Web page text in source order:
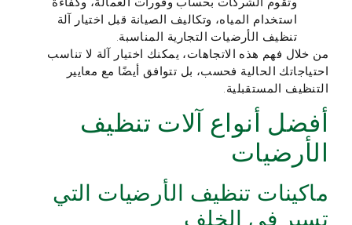
استخدام المياه، وتكاليف الصيانة قبل اختيار آلة
تنظيف الأرضيات التجارية المناسبة.
من خلال فهم هذه الاتجاهات، يمكنك اختيار آلة لا تناسب
احتياجاتك الحالية فحسب، بل تتوافق أيضًا مع معايير
التنظيف المستقبلية.
أفضل أنواع آلات تنظيف
الأرضيات
ماكينات تنظيف الأرضيات التي
تسير في الخلف